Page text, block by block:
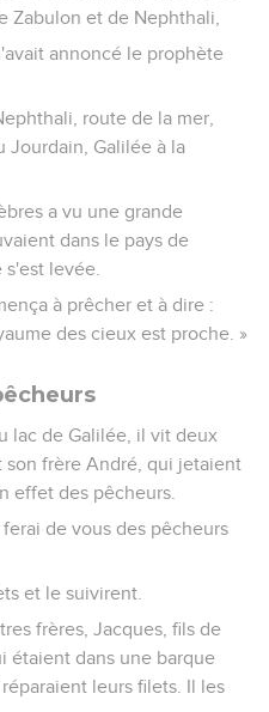
Zabulon et de Nephthali,
annoncé le prophète
route de la mer,
Jourdain, Galilée à la
a vu une grande
dans le pays de
levée.
à prêcher et à dire :
des cieux est proche. »
lac de Galilée, il vit deux
son frère André, qui jetaient
effet des pêcheurs.
de vous des pêcheurs
et le suivirent.
frères, Jacques, fils de
étaient dans une barque
leurs filets. Il les